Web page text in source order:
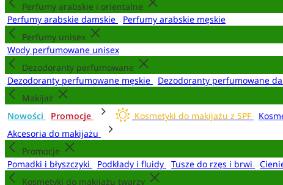
Perfumy arabskie i orientalne
Perfumy arabskie damskie
Perfumy arabskie męskie
Perfumy unisex
Wody perfumowane unisex
Dezodoranty perfumowane
Dezodoranty perfumowane męskie
Dezodoranty perfumowane
Makijaż
Nowości
Promocje Kosmetyki do makijażu z SPF
Akcesoria do makijażu
Promocje
Pomadki i błyszczyki
Podkłady i fluidy Tusze do rzęs i brwi
Kosmetyki do makijażu twarzy